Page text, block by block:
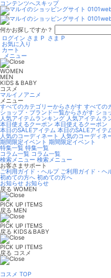
コンテンツへスキップ
何かお探しですか？
ログイン さま P さま P
お気に入り
カート
メニュー
WOMEN
MEN
KIDS & BABY
コスメ
マルイノアニメ
メニュー
すべてのカテゴリーからさがす すべての
ショップ・ブランド一覧からさがす ショ
人気アイテムランキング 人気アイテムラ
本日使えるクーポン 本日使えるクーポン
本日のSALEアイテム 本日のSALEアイテ
人気のコーディネート 人気のコーディネ
期間限定イベント 期間限定イベント
特集一覧 特集一覧
コラム一覧 コラム一覧
検索メニュー 検索メニュー
お客さまサポート
ご利用ガイド・ヘルプ ご利用ガイド・ヘ
初めての方へ 初めての方へ
お知らせ お知らせ
戻る WOMEN
PICK UP ITEMS
戻る MEN
PICK UP ITEMS
戻る KIDS＆BABY
PICK UP ITEMS
戻る コスメ
コスメ TOP